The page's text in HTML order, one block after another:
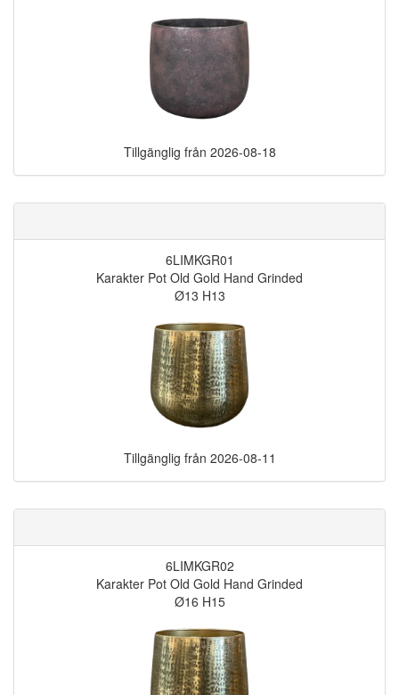
Tillgänglig från 2026-08-18
6LIMKGR01
Karakter Pot Old Gold Hand Grinded
Ø13 H13
Tillgänglig från 2026-08-11
6LIMKGR02
Karakter Pot Old Gold Hand Grinded
Ø16 H15